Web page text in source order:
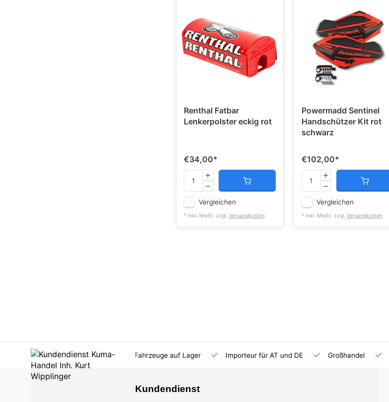
Renthal Fatbar
Lenkerpolster eckig rot
€34,00*
Vergleichen
* Inkl. MwSt. zzgl. Versandkosten
Powermadd Sentinel
Handschützer Kit rot
schwarz
€102,00*
Vergleichen
* Inkl. MwSt. zzgl. Versandkosten
Großhandel viele Fahrzeuge auf Lager Importeur für AT und DE Großhandel
Kundendienst